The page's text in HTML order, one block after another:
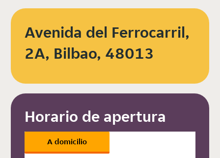
Avenida del Ferrocarril,
2A, Bilbao, 48013
Horario de apertura
A domicilio